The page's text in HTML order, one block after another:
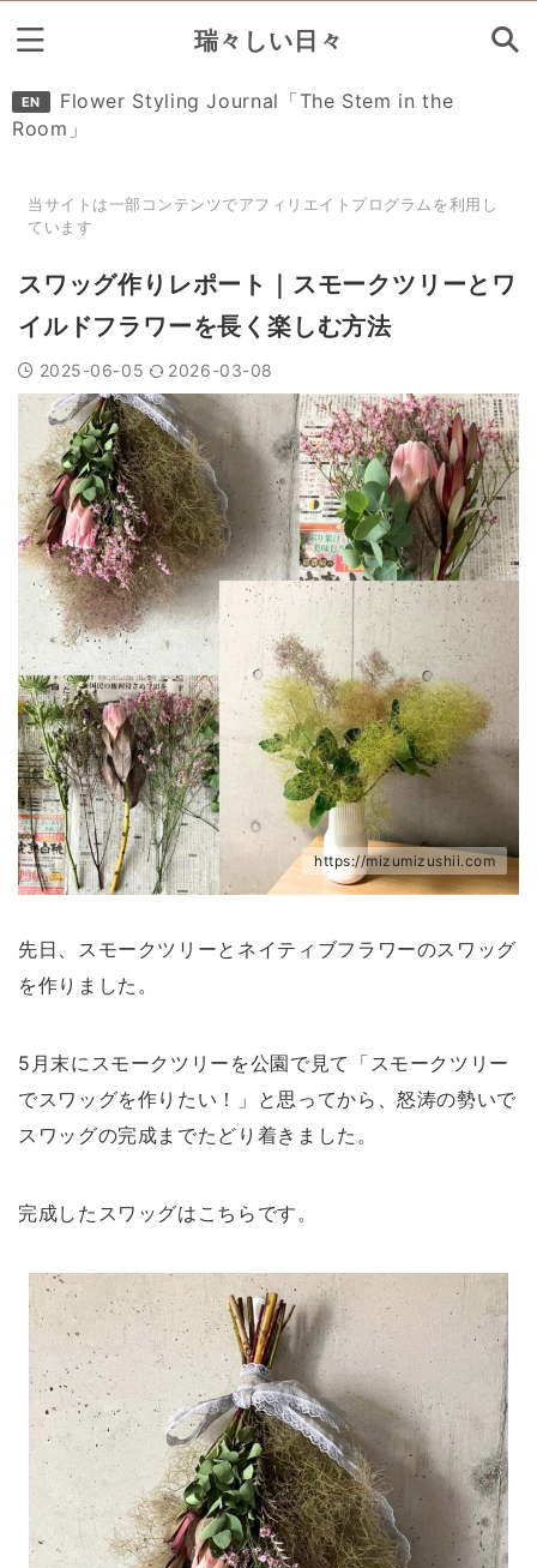
瑞々しい日々
Search
花の定期便カタログ
参考リンク集
EN
Flower Styling Journal「The Stem in the
Room」
当サイトは一部コンテンツでアフィリエイトプログラムを利用し
ています
スワッグ作りレポート｜スモークツリーとワ
イルドフラワーを長く楽しむ方法
2025-06-05 2026-03-08
https://mizumizushii.com
先日、スモークツリーとネイティブフラワーのスワッグ
を作りました。
5月末にスモークツリーを公園で見て「スモークツリー
でスワッグを作りたい！」と思ってから、怒涛の勢いで
スワッグの完成までたどり着きました。
完成したスワッグはこちらです。